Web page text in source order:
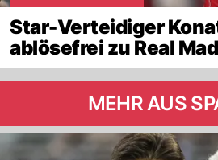
Star-Verteidiger
ablösefrei zu Real
MEHR AUS